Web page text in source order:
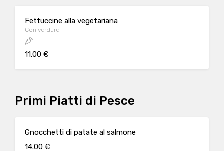
Fettuccine alla vegetariana
Con verdure
11.00 €
Primi Piatti di Pesce
Gnocchetti di patate al salmone
14.00 €